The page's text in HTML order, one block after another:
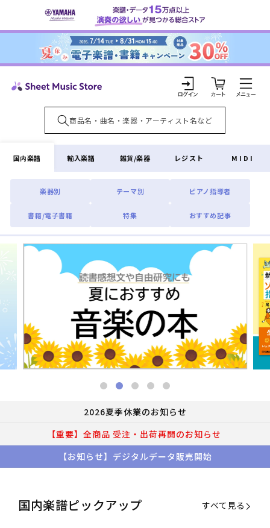
ンツに
ロ
グ
イ
ン
カ
ー
ト
国内楽譜
楽器別 テーマ別 ピアノ指導者
書籍/電子書籍 特集 おすすめ記事
輸入楽譜 雑貨/楽器 レジスト MIDI
2026夏季休業のお知らせ
【重要】全商品 受注・出荷再開のお知らせ
【お知らせ】デジタルデータ販売開始
国内楽譜ピックアップ すべて見る